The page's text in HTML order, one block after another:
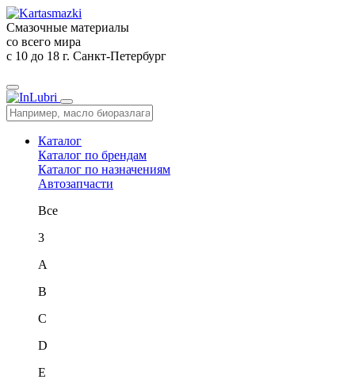
Смазочные материалы
со всего мира
c 10 до 18 г. Санкт-Петербург
Каталог
Каталог по брендам
Каталог по назначениям
Автозапчасти
Все
3
A
B
C
D
E